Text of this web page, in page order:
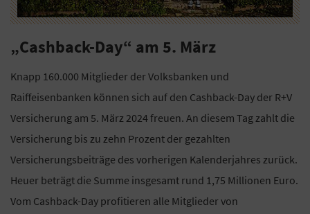
„Cashback-Day“ am 5. März
Knapp 160.000 Mitglieder der Volksbanken und
Raiffeisenbanken können sich auf den Cashback-Day der R+V
Versicherung am 5. März 2024 freuen. An diesem Tag zahlt die
Versicherung bis zu zehn Prozent der gezahlten
Versicherungsbeiträge des vorherigen Kalenderjahres zurück.
Heuer beträgt die Summe insgesamt rund 1,75 Millionen Euro.
Vom Cashback-Day profitieren alle Mitglieder von